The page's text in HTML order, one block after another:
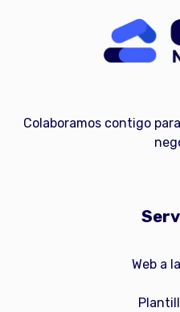
Colaboramos contigo
Web a